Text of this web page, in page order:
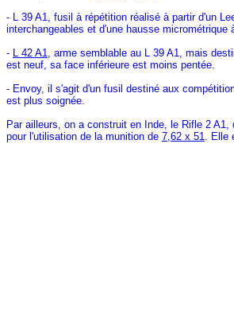
- L 39 A1, fusil à répétition réalisé à partir d'un
interchangeables et d'une hausse micrométrique
- L 42 A1, arme semblable au L 39 A1, mais
est neuf, sa face inférieure est moins pentée.
- Envoy, il s'agit d'un fusil destiné aux
est plus soignée.
Par ailleurs, on a construit en Inde, le Rifle 2 A1,
pour l'utilisation de la munition de 7,62 x 51. Elle